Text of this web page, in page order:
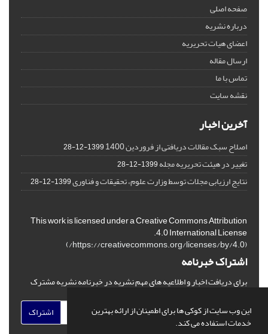
این وب سایت از کوکی ها برای اطمینان از ارائه بهترین
خدمات استفاده می کند.
صفحه اصلی
درباره نشریه
اعضای هیات تحریریه
ارسال مقاله
تماس با ما
نقشه سایت
آخرین اخبار
اصلاح سبک مقالات دریافتی از فروردین 1400 1399-12-28
تغییر در هیئت تحریریه مجله1399-12-28
نتایج ارزیابی مجلات توسط وزارت علوم، تحقیقات و فناوری1399-12-28
This work is licensed under a Creative Commons Attribution
4.0 International License.
(
https://creativecommons.org/licenses/by/4.0/
)
اشتراک خبرنامه
برای دریافت اخبار و اطلاعیه های مهم نشریه در خبرنامه نشریه مشترک
اشتراک